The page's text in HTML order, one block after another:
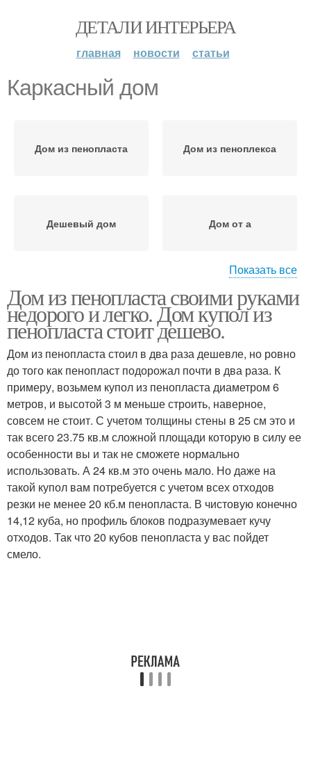
ДЕТАЛИ ИНТЕРЬЕРА
главная новости статьи
Каркасный дом
Дом из пенопласта Дом из пеноплекса
Дешевый дом Дом от а
Купольный дом Каркасные постройки
Японский дом Теплый дом
Дом за час
Пароизоляция в
каркасном доме
Потолок в каркасном
доме
Перекрытия в
каркасном доме
Показать все
Дом из пенопласта своими руками
недорого и легко. Дом купол из
пенопласта стоит дешево.
Дом из пенопласта стоил в два раза дешевле, но ровно
до того как пенопласт подорожал почти в два раза. К
примеру, возьмем купол из пенопласта диаметром 6
метров, и высотой 3 м меньше строить, наверное,
совсем не стоит. С учетом толщины стены в 25 см это и
так всего 23.75 кв.м сложной площади которую в силу ее
особенности вы и так не сможете нормально
использовать. А 24 кв.м это очень мало. Но даже на
такой купол вам потребуется с учетом всех отходов
резки не менее 20 кб.м пенопласта. В чистовую конечно
14,12 куба, но профиль блоков подразумевает кучу
отходов. Так что 20 кубов пенопласта у вас пойдет
смело.